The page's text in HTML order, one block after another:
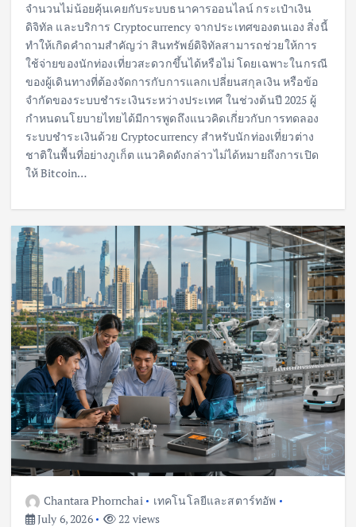
จำนวนไม่น้อยคุ้นเคยกับระบบธนาคารออนไลน์ กระเป๋าเงิน
ดิจิทัล และบริการ Cryptocurrency จากประเทศของตนเอง สิ่งนี้
ทำให้เกิดคำถามสำคัญว่า สินทรัพย์ดิจิทัลสามารถช่วยให้การ
ใช้จ่ายของนักท่องเที่ยวสะดวกขึ้นได้หรือไม่ โดยเฉพาะในกรณี
ของผู้เดินทางที่ต้องจัดการกับการแลกเปลี่ยนสกุลเงิน หรือข้อ
จำกัดของระบบชำระเงินระหว่างประเทศ ในช่วงต้นปี 2025 ผู้
กำหนดนโยบายไทยได้มีการพูดถึงแนวคิดเกี่ยวกับการทดลอง
ระบบชำระเงินด้วย Cryptocurrency สำหรับนักท่องเที่ยวต่าง
ชาติในพื้นที่อย่างภูเก็ต แนวคิดดังกล่าวไม่ได้หมายถึงการเปิด
ให้ Bitcoin…
Chantara Phornchai
เทคโนโลยีและสตาร์ทอัพ
July 6, 2026
22 views